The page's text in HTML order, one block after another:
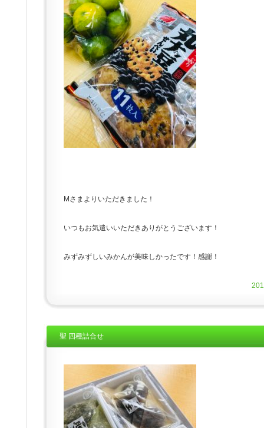
Mさまよりいただきました！
いつもお気遣いいただきありがとうございます！
みずみずしいみかんが美味しかったです！感謝！
聖 四種詰合せ